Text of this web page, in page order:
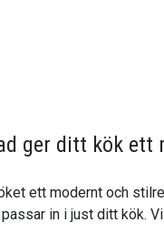
ger ditt kök ett
ett modernt och
in i just ditt kök.